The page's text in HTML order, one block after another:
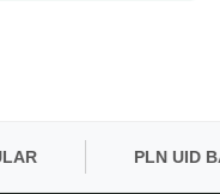
PLN UID